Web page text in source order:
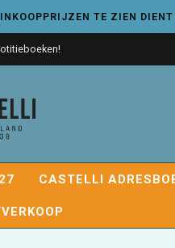
TE ZIEN DIENT
CASTELLI